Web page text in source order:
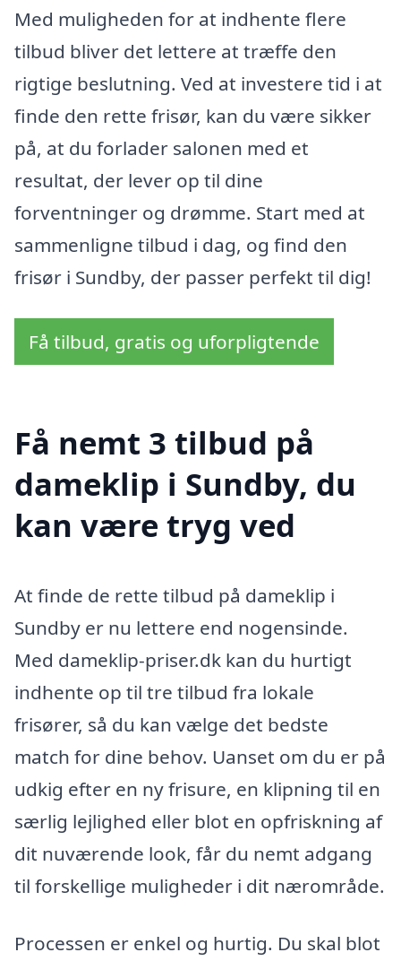
Med muligheden for at indhente flere
tilbud bliver det lettere at træffe den
rigtige beslutning. Ved at investere tid i at
finde den rette frisør, kan du være sikker
på, at du forlader salonen med et
resultat, der lever op til dine
forventninger og drømme. Start med at
sammenligne tilbud i dag, og find den
frisør i Sundby, der passer perfekt til dig!
Få tilbud, gratis og uforpligtende
Få nemt 3 tilbud på
dameklip i Sundby, du
kan være tryg ved
At finde de rette tilbud på dameklip i
Sundby er nu lettere end nogensinde.
Med dameklip-priser.dk kan du hurtigt
indhente op til tre tilbud fra lokale
frisører, så du kan vælge det bedste
match for dine behov. Uanset om du er på
udkig efter en ny frisure, en klipning til en
særlig lejlighed eller blot en opfriskning af
dit nuværende look, får du nemt adgang
til forskellige muligheder i dit nærområde.
Processen er enkel og hurtig. Du skal blot